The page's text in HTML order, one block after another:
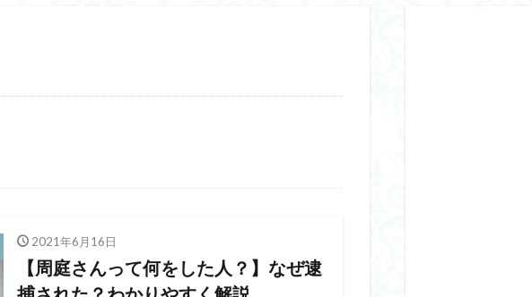
2021年6月16日
【周庭さんって何をした人？】なぜ逮